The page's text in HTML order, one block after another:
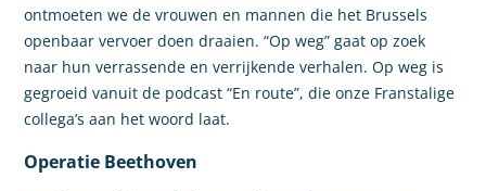
ontmoeten we de vrouwen en mannen die het Brussels
openbaar vervoer doen draaien. “Op weg” gaat op zoek
naar hun verrassende en verrijkende verhalen. Op weg is
gegroeid vanuit de podcast “En route”, die onze Franstalige
collega’s aan het woord laat.
Operatie Beethoven